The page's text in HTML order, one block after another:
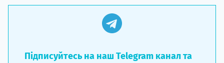
Підписуйтесь на наш Telegram канал та